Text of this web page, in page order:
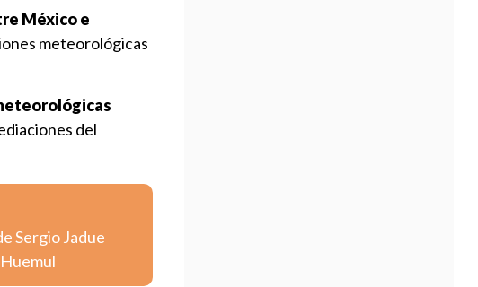
México e
meteorológicas
del
Sergio Jadue